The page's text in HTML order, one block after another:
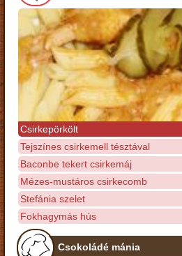
Csirkepörkölt
Tejszínes csirkemell tésztával
Baconbe tekert csirkemáj
Mézes-mustáros csirkecomb
Stefánia szelet
Fokhagymás hús
Csokoládé mánia